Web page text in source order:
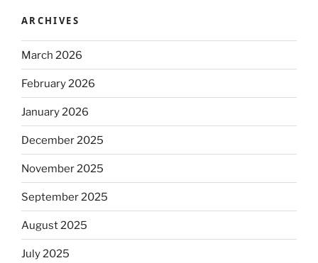
ARCHIVES
March 2026
February 2026
January 2026
December 2025
November 2025
September 2025
August 2025
July 2025